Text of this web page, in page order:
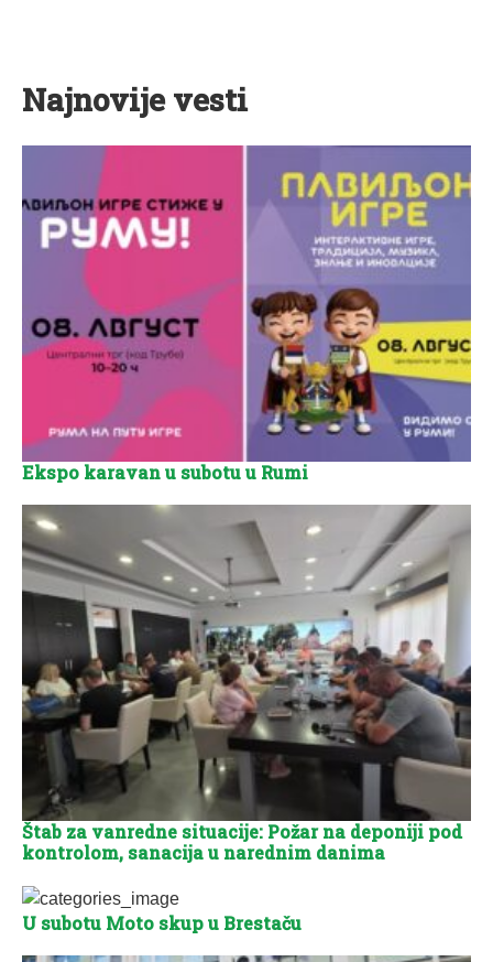
Najnovije vesti
Ekspo karavan u subotu u Rumi
Štab za vanredne situacije: Požar na deponiji pod
kontrolom, sanacija u narednim danima
U subotu Moto skup u Brestaču